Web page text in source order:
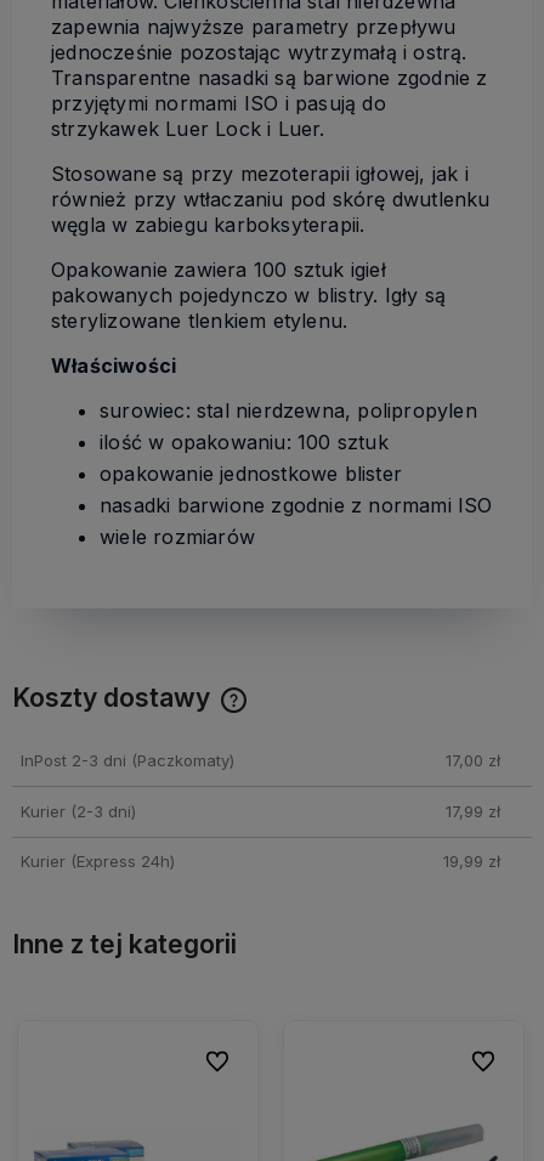
zapewnia najwyższe parametry przepływu
jednocześnie pozostając wytrzymałą i ostrą.
Transparentne nasadki są barwione zgodnie z
przyjętymi normami ISO i pasują do
strzykawek Luer Lock i Luer.
Stosowane są przy mezoterapii igłowej, jak i
również przy wtłaczaniu pod skórę dwutlenku
węgla w zabiegu karboksyterapii.
Opakowanie zawiera 100 sztuk igieł
pakowanych pojedynczo w blistry. Igły są
sterylizowane tlenkiem etylenu.
Właściwości
surowiec: stal nierdzewna, polipropylen
ilość w opakowaniu: 100 sztuk
opakowanie jednostkowe blister
nasadki barwione zgodnie z normami ISO
wiele rozmiarów
Koszty dostawy
InPost 2-3 dni (Paczkomaty) 17,00 zł
Kurier (2-3 dni) 17,99 zł
Kurier (Express 24h) 19,99 zł
Inne z tej kategorii
Do ulubionych
Do ulubionych Do
Do